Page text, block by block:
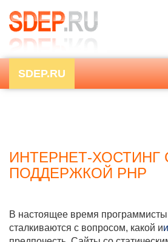
SDEP.RU
ИНТЕРНЕТ-ХОСТИНГ
ПОДДЕРЖКОЙ PHP
В настоящее время программисты
сталкиваются с вопросом, какой и